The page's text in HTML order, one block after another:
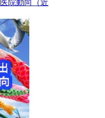
院動向（近